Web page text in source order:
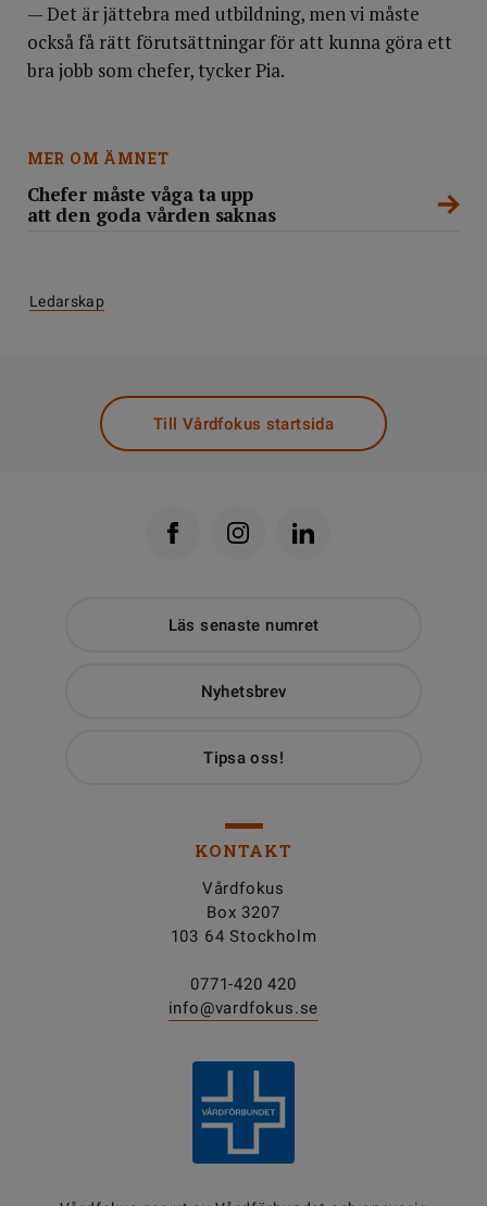
— Det är jättebra med utbildning, men vi måste
också få rätt förutsättningar för att kunna göra ett
bra jobb som chefer, tycker Pia.
MER OM ÄMNET
Chefer måste våga ta upp
att den goda vården saknas
Ledarskap
Till Vårdfokus startsida
Läs senaste numret
Nyhetsbrev
Tipsa oss!
KONTAKT
Vårdfokus
Box 3207
103 64 Stockholm
0771-420 420
info@vardfokus.se